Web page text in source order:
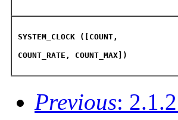
SYSTEM_CLOCK ([COUNT,
COUNT_RATE, COUNT_MAX])
Previous: